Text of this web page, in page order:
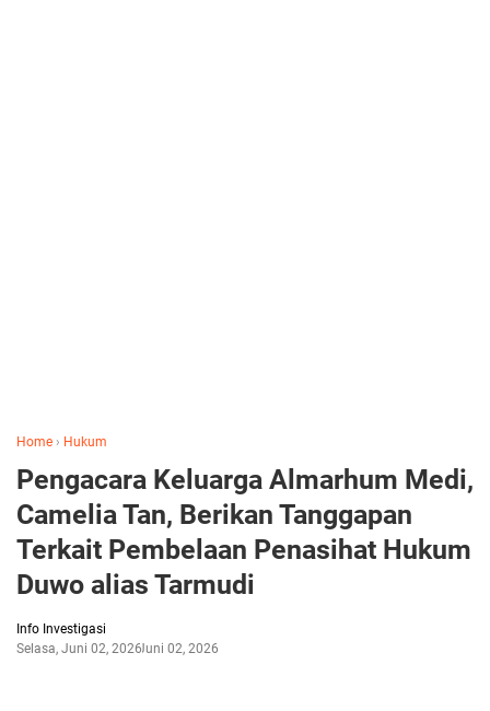
Home › Hukum
Pengacara Keluarga Almarhum Medi,
Camelia Tan, Berikan Tanggapan
Terkait Pembelaan Penasihat Hukum
Duwo alias Tarmudi
Info Investigasi
Selasa, Juni 02, 2026Juni 02, 2026